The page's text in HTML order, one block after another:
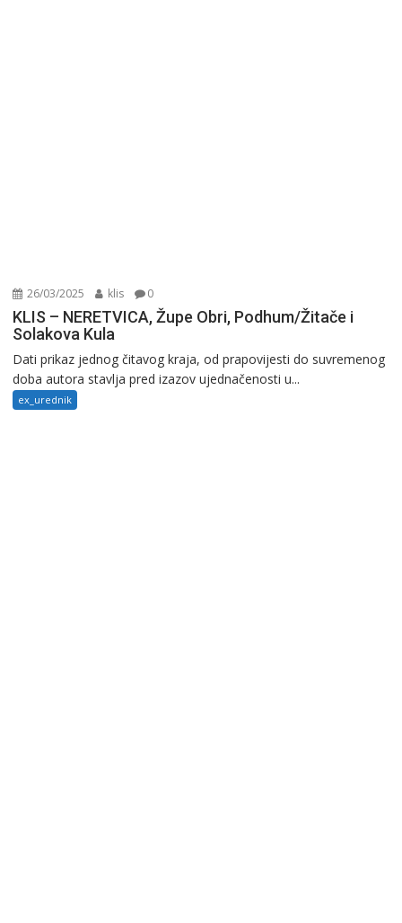
26/03/2025 klis 0
KLIS – NERETVICA, Župe Obri, Podhum/Žitače i
Solakova Kula
Dati prikaz jednog čitavog kraja, od prapovijesti do suvremenog
doba autora stavlja pred izazov ujednačenosti u...
ex_urednik